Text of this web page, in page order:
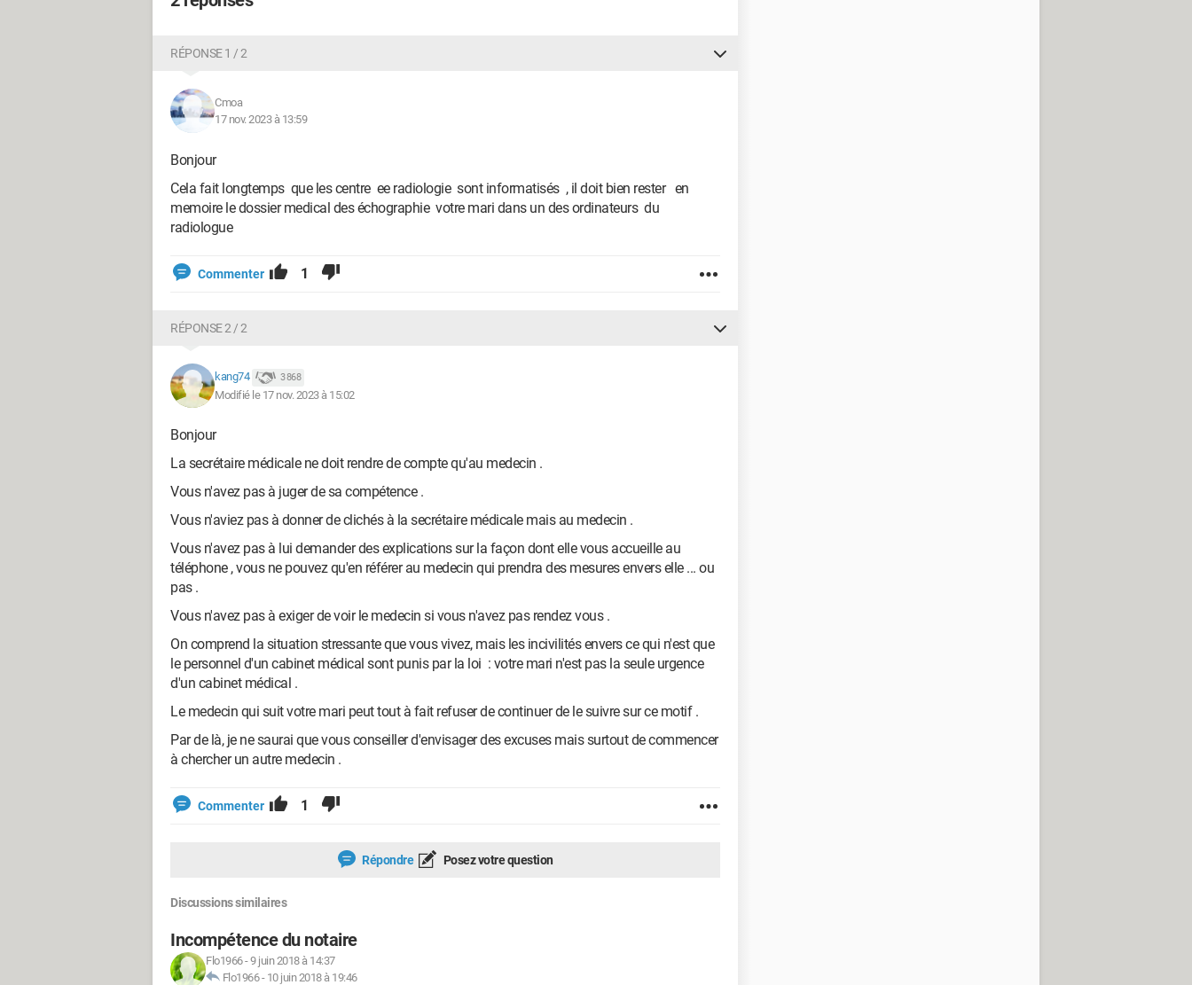
RÉPONSE 1 / 2
Cmoa
17 nov. 2023 à 13:59
Bonjour
Cela fait longtemps que les centre ee radiologie sont informatisés , il doit bien rester en
memoire le dossier medical des échographie votre mari dans un des ordinateurs du
radiologue
Commenter 1
RÉPONSE 2 / 2
kang74 3 868
Modifié le 17 nov. 2023 à 15:02
Bonjour
La secrétaire médicale ne doit rendre de compte qu'au medecin .
Vous n'avez pas à juger de sa compétence .
Vous n'aviez pas à donner de clichés à la secrétaire médicale mais au medecin .
Vous n'avez pas à lui demander des explications sur la façon dont elle vous accueille au
téléphone , vous ne pouvez qu'en référer au medecin qui prendra des mesures envers elle ... ou
pas .
Vous n'avez pas à exiger de voir le medecin si vous n'avez pas rendez vous .
On comprend la situation stressante que vous vivez, mais les incivilités envers ce qui n'est que
le personnel d'un cabinet médical sont punis par la loi : votre mari n'est pas la seule urgence
d'un cabinet médical .
Le medecin qui suit votre mari peut tout à fait refuser de continuer de le suivre sur ce motif .
Par de là, je ne saurai que vous conseiller d'envisager des excuses mais surtout de commencer
à chercher un autre medecin .
Commenter 1
Répondre Posez votre question
Discussions similaires
Incompétence du notaire
Flo1966-9 juin 2018 à 14:37
Flo1966- 10 juin 2018 à 19:46